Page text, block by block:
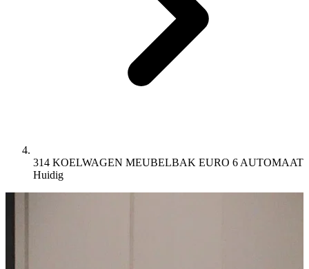
314 KOELWAGEN MEUBELBAK EURO 6 AUTOMAAT
Huidig